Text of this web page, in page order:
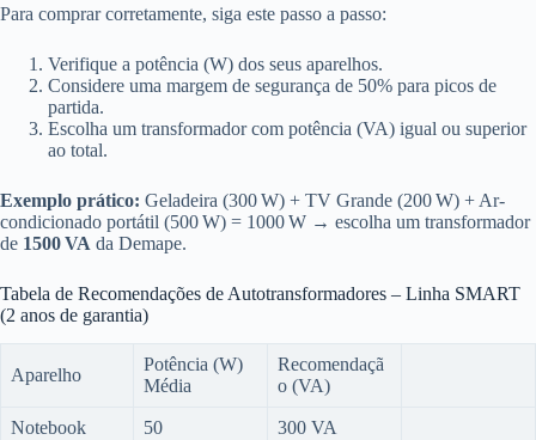
Para comprar corretamente, siga este passo a passo:
Verifique a potência (W) dos seus aparelhos.
Considere uma margem de segurança de 50% para picos de
partida.
Escolha um transformador com potência (VA) igual ou superior
ao total.
Exemplo prático: Geladeira (300 W) + TV Grande (200 W) + Ar-
condicionado portátil (500 W) = 1000 W → escolha um transformador
de 1500 VA da Demape.
Tabela de Recomendações de Autotransformadores – Linha SMART
(2 anos de garantia)
Aparelho
Potência (W)
Média
Recomendaçã
o (VA)
Notebook 50 300 VA